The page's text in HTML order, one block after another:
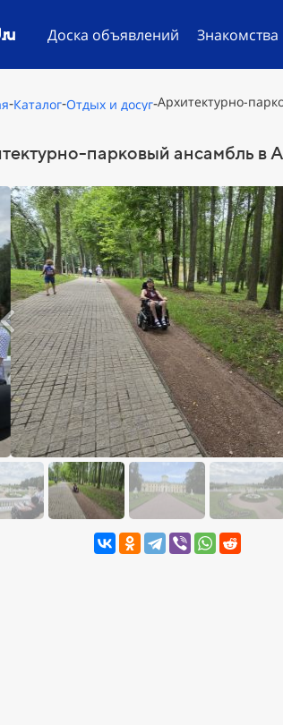
Доска объявлений Знакомства
-Каталог-Отдых и досуг-Архитектурно-
парковый ансамбль в